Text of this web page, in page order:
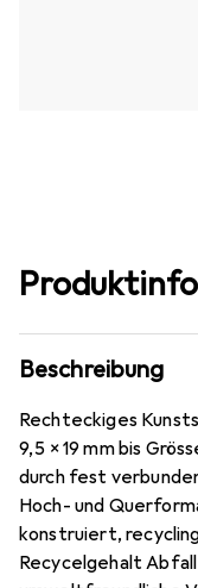
Beschreibung
Rechteckiges
9,5 x 19 mm bis
durch fest
Hoch- und
konstruiert,
Recycelgehalt Abfall